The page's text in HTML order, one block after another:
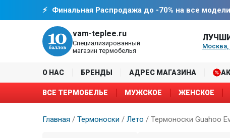
Финальная Распродажа до -70% на все
vam-teplee.ru
Специализированный
магазин термобелья
Москва,
О НАС БРЕНДЫ АДРЕС МАГАЗИНА
ВСЕ ТЕРМОБЕЛЬЕ МУЖСКОЕ ЖЕНСКОЕ
Главная / Термоноски / Лето / Термоноски Guahoo